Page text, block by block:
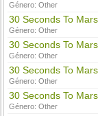
Género:Other
30 Seconds To
Género:Other
30 Seconds To
Género:Other
30 Seconds To
Género:Other
30 Seconds To
Género:Other